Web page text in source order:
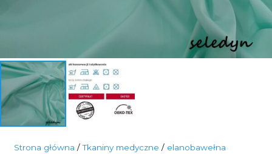
Strona główna /Tkaniny medyczne / elanobawełna